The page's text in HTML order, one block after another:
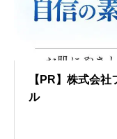
【PR】株式会
ル